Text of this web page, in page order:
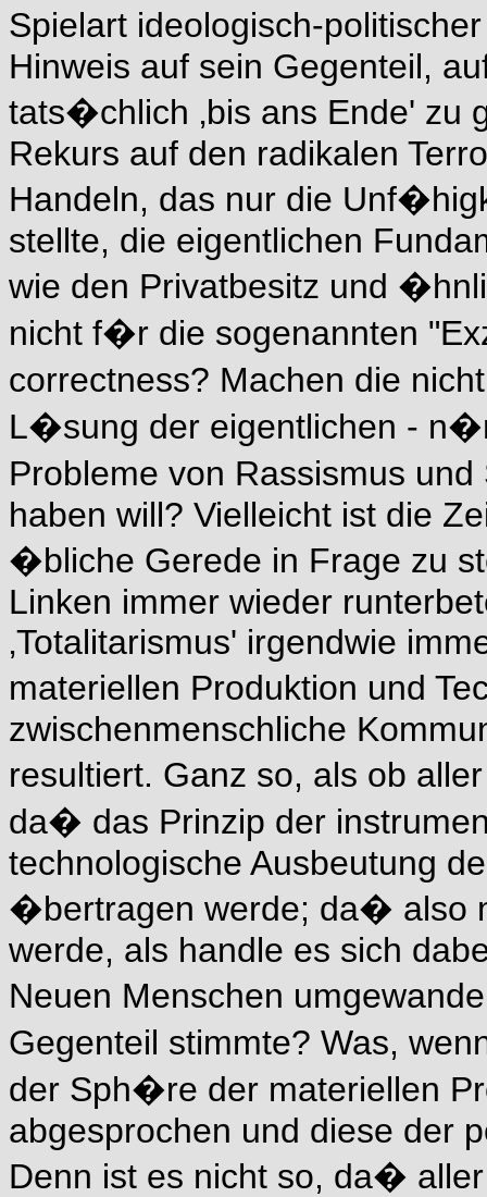
Spielart ideologisch-
Hinweis auf sein Gegenteil,
tats�chlich ‚bis ans Ende' zu
Rekurs auf den radikalen
Handeln, das nur die
stellte, die eigentlichen
wie den Privatbesitz und
nicht f�r die sogenannten
correctness? Machen die
L�sung der eigentlichen -
Probleme von Rassismus
haben will? Vielleicht ist die
�bliche Gerede in Frage zu
Linken immer wieder
‚Totalitarismus' irgendwie
materiellen Produktion und
zwischenmenschliche
resultiert. Ganz so, als ob
da� das Prinzip der
technologische Ausbeutung
�bertragen werde; da� also
werde, als handle es sich
Neuen Menschen
Gegenteil stimmte? Was,
der Sph�re der materiellen
abgesprochen und diese der
Denn ist es nicht so, da�